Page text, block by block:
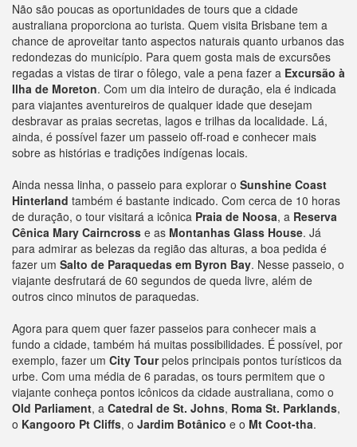
Não são poucas as oportunidades de tours que a cidade
australiana proporciona ao turista. Quem visita Brisbane tem a
chance de aproveitar tanto aspectos naturais quanto urbanos das
redondezas do município. Para quem gosta mais de excursões
regadas a vistas de tirar o fôlego, vale a pena fazer a Excursão à
Ilha de Moreton. Com um dia inteiro de duração, ela é indicada
para viajantes aventureiros de qualquer idade que desejam
desbravar as praias secretas, lagos e trilhas da localidade. Lá,
ainda, é possível fazer um passeio off-road e conhecer mais
sobre as histórias e tradições indígenas locais.
Ainda nessa linha, o passeio para explorar o Sunshine Coast
Hinterland também é bastante indicado. Com cerca de 10 horas
de duração, o tour visitará a icônica Praia de Noosa, a Reserva
Cênica Mary Cairncross e as Montanhas Glass House. Já
para admirar as belezas da região das alturas, a boa pedida é
fazer um Salto de Paraquedas em Byron Bay. Nesse passeio, o
viajante desfrutará de 60 segundos de queda livre, além de
outros cinco minutos de paraquedas.
Agora para quem quer fazer passeios para conhecer mais a
fundo a cidade, também há muitas possibilidades. É possível, por
exemplo, fazer um City Tourpelos principais pontos turísticos da
urbe. Com uma média de 6 paradas, os tours permitem que o
viajante conheça pontos icônicos da cidade australiana, como o
Old Parliament, a Catedral de St. Johns, Roma St. Parklands,
o Kangooro Pt Cliffs, o Jardim Botânico e o Mt Coot-tha.